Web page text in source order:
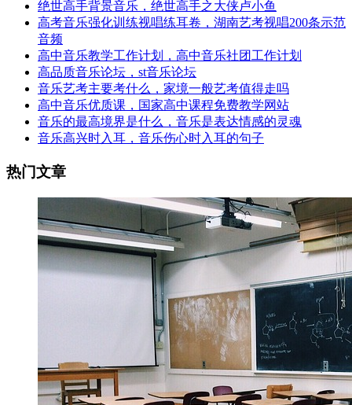
绝世高手背景音乐，绝世高手之大侠卢小鱼
高考音乐强化训练视唱练耳卷，湖南艺考视唱200条示范
音频
高中音乐教学工作计划，高中音乐社团工作计划
高品质音乐论坛，st音乐论坛
音乐艺考主要考什么，家境一般艺考值得走吗
高中音乐优质课，国家高中课程免费教学网站
音乐的最高境界是什么，音乐是表达情感的灵魂
音乐高兴时入耳，音乐伤心时入耳的句子
热门文章